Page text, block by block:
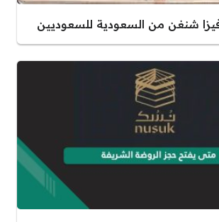
شنغن من السعودية للسعوديين